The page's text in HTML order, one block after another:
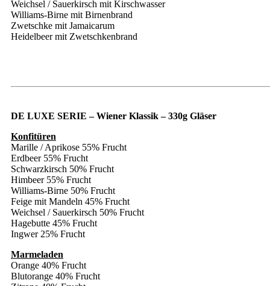
Weichsel / Sauerkirsch mit Kirschwasser
Williams-Birne mit Birnenbrand
Zwetschke mit Jamaicarum
Heidelbeer mit Zwetschkenbrand
DE LUXE SERIE – Wiener Klassik – 330g Gläser
Konfitüren
Marille / Aprikose 55% Frucht
Erdbeer 55% Frucht
Schwarzkirsch 50% Frucht
Himbeer 55% Frucht
Williams-Birne 50% Frucht
Feige mit Mandeln 45% Frucht
Weichsel / Sauerkirsch 50% Frucht
Hagebutte 45% Frucht
Ingwer 25% Frucht
Marmeladen
Orange 40% Frucht
Blutorange 40% Frucht